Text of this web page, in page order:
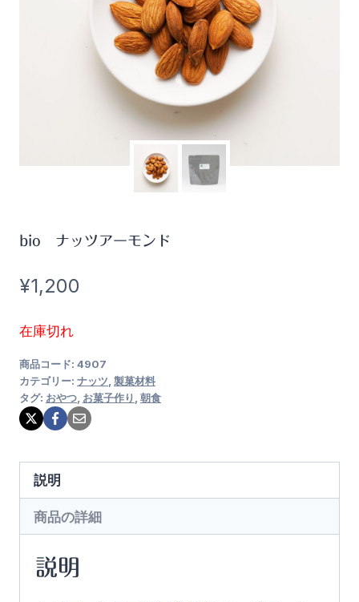
bio ナッツアーモンド
¥1,200
在庫切れ
商品コード: 4907
カテゴリー: ナッツ 製菓材料
タグ: おやつ お菓子作り 朝食
説明
商品の詳細
説明